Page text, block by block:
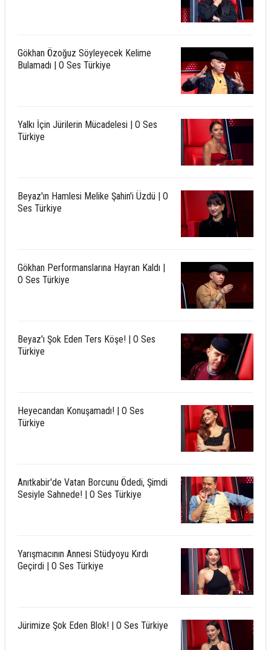
Gökhan Özoğuz Söyleyecek Kelime
Bulamadı | O Ses Türkiye
Yalkı İçin Jürilerin Mücadelesi | O Ses
Türkiye
Beyaz'ın Hamlesi Melike Şahin'i Üzdü | O
Ses Türkiye
Gökhan Performanslarına Hayran Kaldı |
O Ses Türkiye
Beyaz'ı Şok Eden Ters Köşe! | O Ses
Türkiye
Heyecandan Konuşamadı! | O Ses
Türkiye
Anıtkabir'de Vatan Borcunu Ödedi, Şimdi
Sesiyle Sahnede! | O Ses Türkiye
Yarışmacının Annesi Stüdyoyu Kırdı
Geçirdi | O Ses Türkiye
Jürimize Şok Eden Blok! | O Ses Türkiye